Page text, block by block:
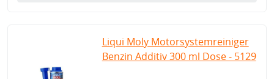
Liqui Moly Motorsystemreiniger
Benzin Additiv 300 ml Dose - 5129